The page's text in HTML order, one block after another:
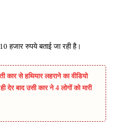
हजार रुपये बताई जा रही है।
कार से हथियार लहराने का वीडियो
देर बाद उसी कार ने 4 लोगों को मारी